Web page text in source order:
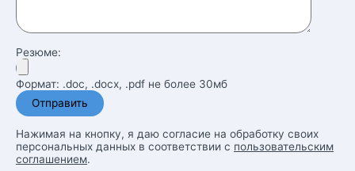
Резюме:
Формат: .doc, .docx, .pdf не более 30мб
Нажимая на кнопку, я даю согласие на обработку своих
персональных данных в соответствии с пользовательским
соглашением.